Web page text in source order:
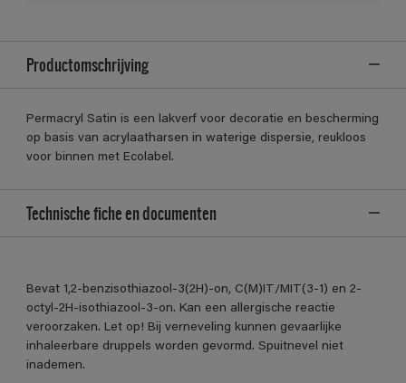
Productomschrijving
Permacryl Satin is een lakverf voor decoratie en bescherming
op basis van acrylaatharsen in waterige dispersie, reukloos
voor binnen met Ecolabel.
Technische fiche en documenten
Bevat 1,2-benzisothiazool-3(2H)-on, C(M)IT/MIT(3-1) en 2-
octyl-2H-isothiazool-3-on. Kan een allergische reactie
veroorzaken. Let op! Bij verneveling kunnen gevaarlijke
inhaleerbare druppels worden gevormd. Spuitnevel niet
inademen.